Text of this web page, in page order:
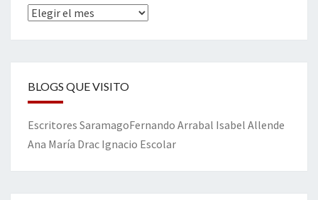
Archivos
BLOGS QUE VISITO
Escritores SaramagoFernando Arrabal Isabel Allende
Ana María Drac Ignacio Escolar